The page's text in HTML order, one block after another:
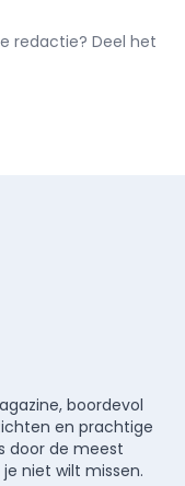
redactie? Deel het
boordevol
en prachtige
door de meest
niet wilt missen.